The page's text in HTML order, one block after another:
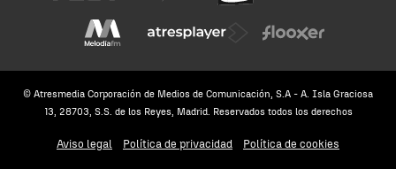
© Atresmedia Corporación de Medios de Comunicación, S.A - A. Isla Graciosa
13, 28703, S.S. de los Reyes, Madrid. Reservados todos los derechos
Aviso legal Política de privacidad Política de cookies